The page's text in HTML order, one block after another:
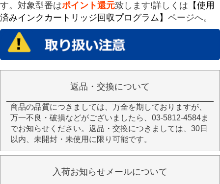
す。対象型番はポイント還元致します!詳しくは 【使用
済みインクカートリッジ回収プログラム】 ページへ。
返品・交換について
商品の品質につきましては、万全を期しておりますが、
万一不良・破損などがございましたら、03-5812-4584ま
でお知らせください。返品・交換につきましては、30日
以内、未開封・未使用に限り可能です。
入荷お知らせメールについて